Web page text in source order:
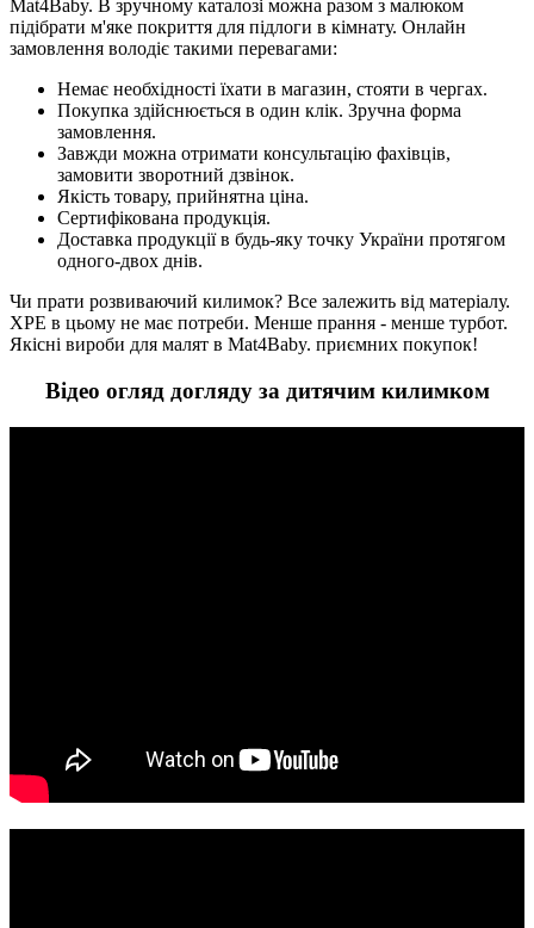
Mat4Baby. В зручному каталозі можна разом з малюком
підібрати м'яке покриття для підлоги в кімнату. Онлайн
замовлення володіє такими перевагами:
Немає необхідності їхати в магазин, стояти в чергах.
Покупка здійснюється в один клік. Зручна форма
замовлення.
Завжди можна отримати консультацію фахівців,
замовити зворотний дзвінок.
Якість товару, прийнятна ціна.
Сертифікована продукція.
Доставка продукції в будь-яку точку України протягом
одного-двох днів.
Чи прати розвиваючий килимок? Все залежить від матеріалу.
XPE в цьому не має потреби. Менше прання - менше турбот.
Якісні вироби для малят в Mat4Baby. приємних покупок!
Відео огляд догляду за дитячим килимком